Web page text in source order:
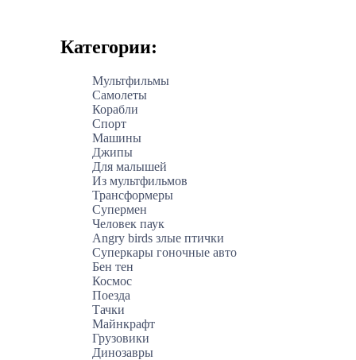
Категории:
Мультфильмы
Самолеты
Корабли
Спорт
Машины
Джипы
Для малышей
Из мультфильмов
Трансформеры
Супермен
Человек паук
Angry birds злые птички
Суперкары гоночные авто
Бен тен
Космос
Поезда
Тачки
Майнкрафт
Грузовики
Динозавры